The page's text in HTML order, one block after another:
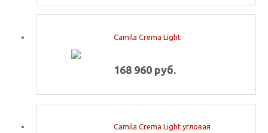
Camila Crema Light
168 960 руб.
Camila Crema Light угловая